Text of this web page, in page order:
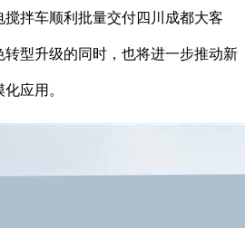
拌车顺利批量交付四川成都大客
转型升级的同时，也将进一步推动新
应用。